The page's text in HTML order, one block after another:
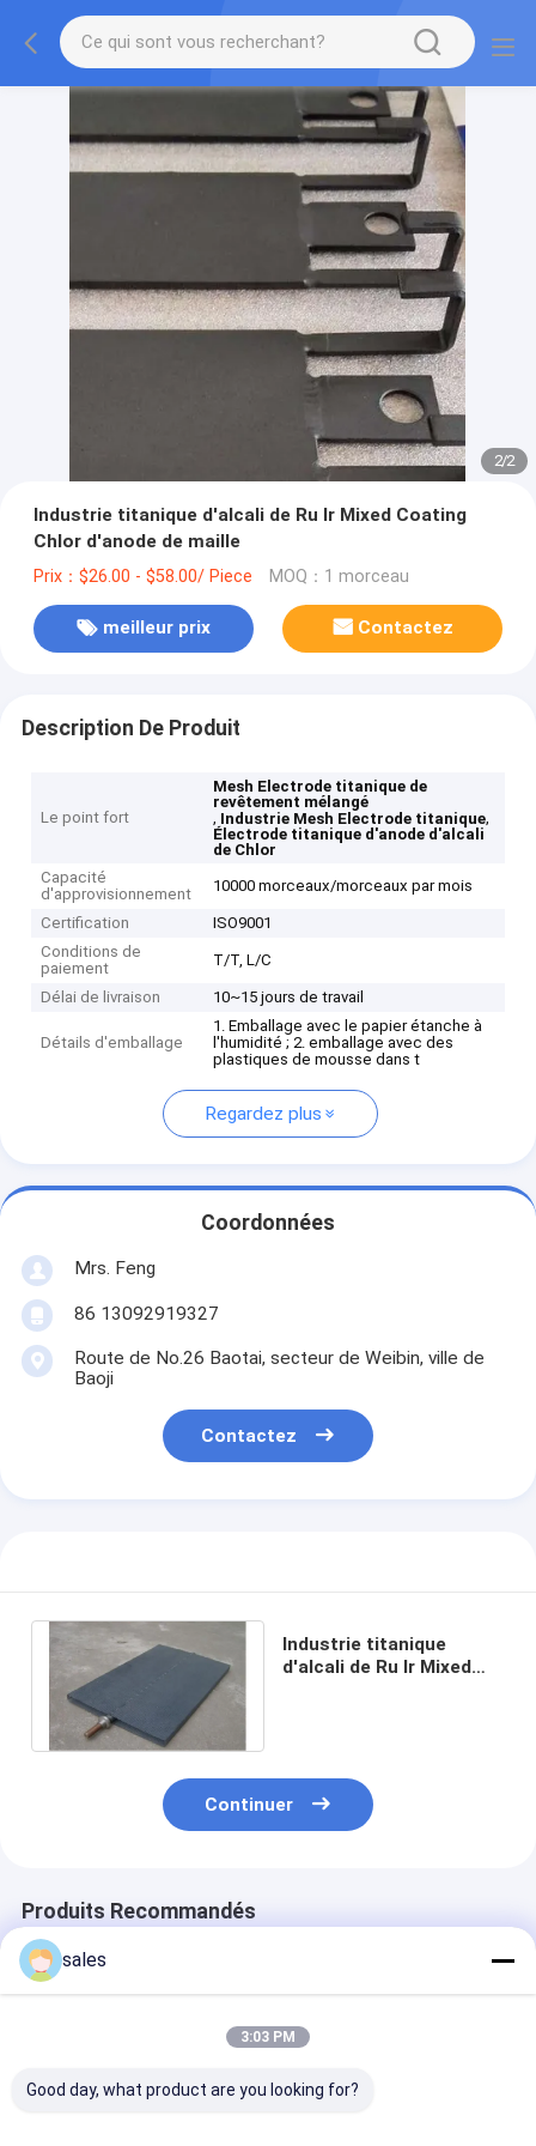
2/2
Industrie titanique d'alcali de Ru Ir Mixed Coating
Chlor d'anode de maille
Prix：$26.00 - $58.00/ Piece MOQ：1 morceau
meilleur prix Contactez
Description De Produit
Le point fort
Mesh Electrode titanique de
revêtement mélangé
, Industrie Mesh Electrode titanique,
Électrode titanique d'anode d'alcali
de Chlor
Capacité
d'approvisionnement
10000 morceaux/morceaux par mois
Certification
ISO9001
Conditions de
paiement
T/T, L/C
Délai de livraison 10~15 jours de travail
Détails d'emballage
1. Emballage avec le papier étanche à
l'humidité ; 2. emballage avec des
plastiques de mousse dans t
Regardez plus
Coordonnées
Mrs. Feng
86 13092919327
Route de No.26 Baotai, secteur de Weibin, ville de
Baoji
Contactez
Industrie titanique
d'alcali de Ru Ir Mixed
Continuer
Produits Recommandés
sales
3:03 PM
Good day, what product are you looking for?